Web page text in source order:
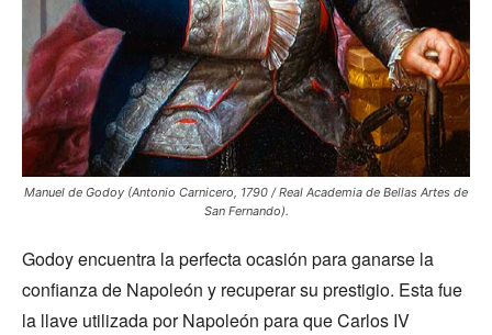
Manuel de Godoy (Antonio Carnicero, 1790 / Real Academia de Bellas Artes de
San Fernando).
Godoy encuentra la perfecta ocasión para ganarse la
confianza de Napoleón y recuperar su prestigio. Esta fue
la llave utilizada por Napoleón para que Carlos IV